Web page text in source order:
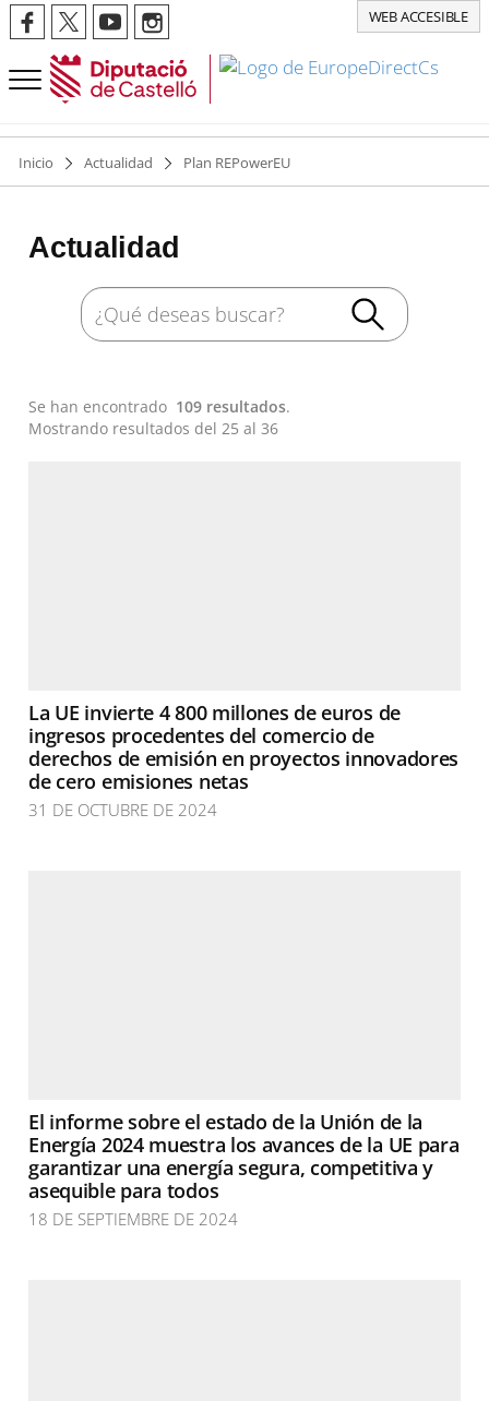
WEB ACCESIBLE
Inicio Actualidad Plan REPowerEU
Actualidad
Se han encontrado 109 resultados.
Mostrando resultados del 25 al 36
La UE invierte 4 800 millones de euros de
ingresos procedentes del comercio de
derechos de emisión en proyectos innovadores
de cero emisiones netas
31 DE OCTUBRE DE 2024
El informe sobre el estado de la Unión de la
Energía 2024 muestra los avances de la UE para
garantizar una energía segura, competitiva y
asequible para todos
18 DE SEPTIEMBRE DE 2024